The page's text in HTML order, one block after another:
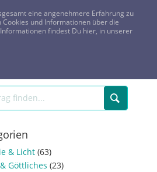
ANRUFEN: 0800-8478266
REGISTRIEREN
& Licht (63)
Göttliches (23)
eine angenehmere Erfahrung zu
und Informationen über die
findest Du hier, in unserer